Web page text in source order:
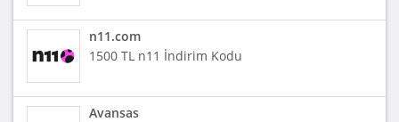
n11.com
1500 TL n11 İndirim Kodu
Avansas